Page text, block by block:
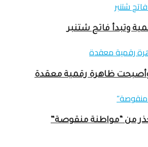
ظاهرة رقمية معقدة
من “مواطنة منقوصة”